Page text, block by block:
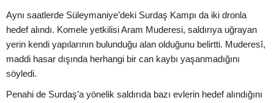
Aynı saatlerde Süleymaniye’deki Surdaş Kampı da iki dronla
hedef alındı. Komele yetkilisi Aram Muderesi, saldırıya uğrayan
yerin kendi yapılarının bulunduğu alan olduğunu belirtti. Muderesî,
maddi hasar dışında herhangi bir can kaybı yaşanmadığını
söyledi.
Penahi de Surdaş’a yönelik saldırıda bazı evlerin hedef alındığını